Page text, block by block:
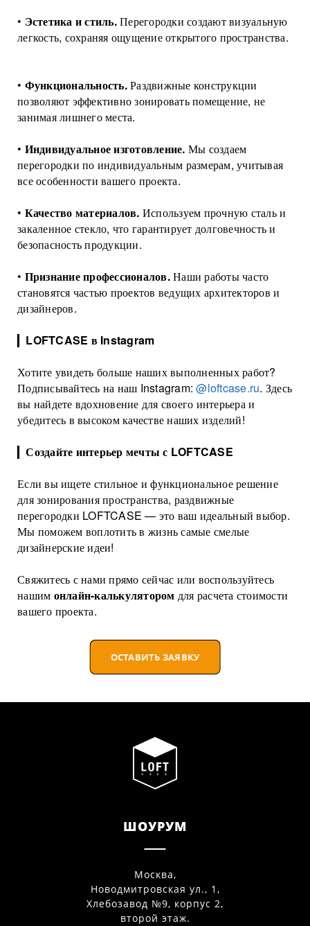
• Эстетика и стиль.Перегородки создают визуальную
легкость, сохраняя ощущение открытого пространства.
• Функциональность.Раздвижные конструкции
позволяют эффективно зонировать помещение, не
занимая лишнего места.
• Индивидуальное изготовление. Мы создаем
перегородки по индивидуальным размерам, учитывая
все особенности вашего проекта.
• Качество материалов. Используем прочную сталь и
закаленное стекло, что гарантирует долговечность и
безопасность продукции.
• Признание профессионалов.Наши работы часто
становятся частью проектов ведущих архитекторов и
дизайнеров.
LOFTCASE в Instagram
Хотите увидеть больше наших выполненных работ?
Подписывайтесь на наш Instagram:@loftcase.ru. Здесь
вы найдете вдохновение для своего интерьера и
убедитесь в высоком качестве наших изделий!
▎Создайте интерьер мечты с LOFTCASE
Если вы ищете стильное и функциональное решение
для зонирования пространства, раздвижные
перегородки LOFTCASE — это ваш идеальный выбор.
Мы поможем воплотить в жизнь самые смелые
дизайнерские идеи!
Свяжитесь с нами прямо сейчас или воспользуйтесь
нашим онлайн-калькулятором для расчета стоимости
вашего проекта.
ОСТАВИТЬ ЗАЯВКУ
ШОУРУМ
Москва,
Новодмитровская ул., 1,
Хлебозавод №9, корпус 2,
второй этаж.